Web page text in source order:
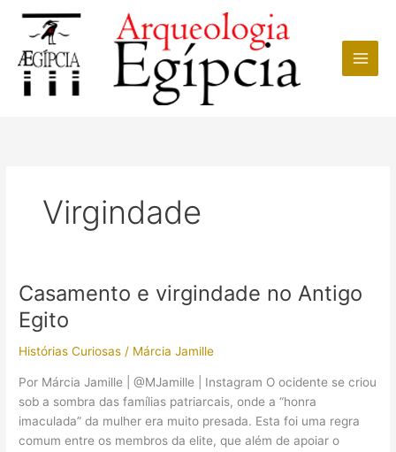
conteúdo
Virgindade
Casamento e virgindade no Antigo
Egito
Histórias Curiosas / Márcia Jamille
Por Márcia Jamille | @MJamille | Instagram O ocidente se criou
sob a sombra das famílias patriarcais, onde a “honra
imaculada” da mulher era muito presada. Esta foi uma regra
comum entre os membros da elite, que além de apoiar o